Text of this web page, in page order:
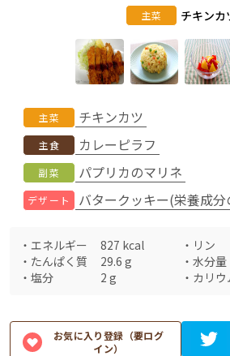
主菜 チキンカ
主菜 チキンカツ
主食 カレーピラフ
副菜 パプリカのマリネ
デザート バタークッキー(栄養成分
・ エネルギー 827 kcal ・ リン
・ たんぱく質 29.6 g ・ 水分量
・ 塩分 2 g ・ カリウ
お気に入り登録（要ログ
イン）